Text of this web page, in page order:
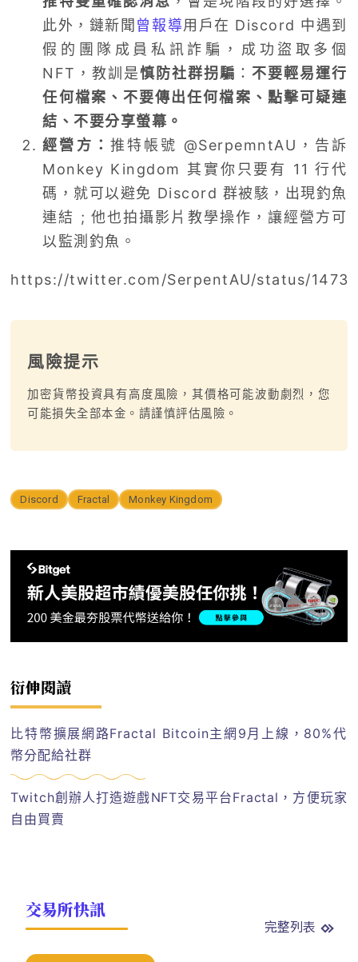
此外，鏈新聞 曾報導用戶在 Discord 中遇到
假的團隊成員私訊詐騙，成功盜取多個
NFT，教訓是慎防社群拐騙 ： 不要輕易運行
任何檔案、不要傳出任何檔案、點擊可疑連
結、不要分享螢幕。
經營方： 推特帳號 @SerpemntAU，告訴
Monkey Kingdom 其實你只要有 11 行代
碼，就可以避免 Discord 群被駭，出現釣魚
連結 ; 他也拍攝影片教學操作，讓經營方可
以監測釣魚。
https://twitter.com/SerpentAU/status/
風險提示
加密貨幣投資具有高度風險，其價格可能波動劇烈，您
可能損失全部本金。請謹慎評估風險。
Discord Fractal Monkey Kingdom
衍伸閱讀
比特幣擴展網路Fractal Bitcoin主網9月上線，80%代
幣分配給社群
Twitch創辦人打造遊戲NFT交易平台Fractal，方便玩家
自由買賣
交易所快訊
完整列表